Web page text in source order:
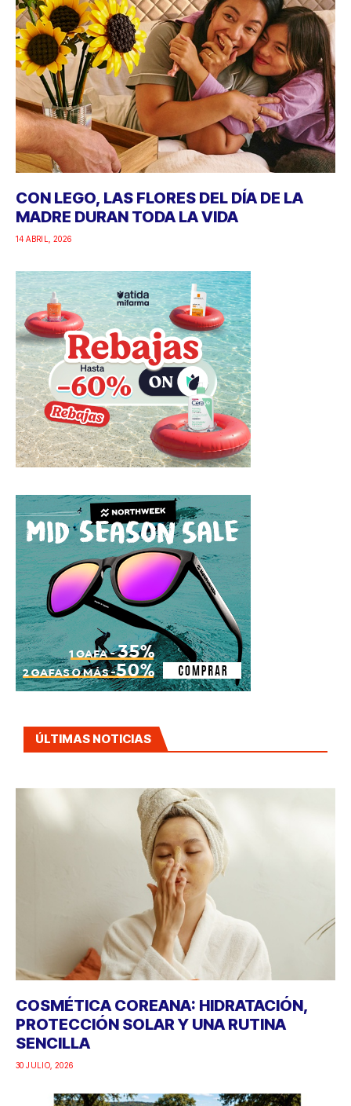
CON LEGO, LAS FLORES DEL DÍA DE LA
MADRE DURAN TODA LA VIDA
14 ABRIL, 2026
ÚLTIMAS NOTICIAS
COSMÉTICA COREANA: HIDRATACIÓN,
PROTECCIÓN SOLAR Y UNA RUTINA
SENCILLA
30 JULIO, 2026